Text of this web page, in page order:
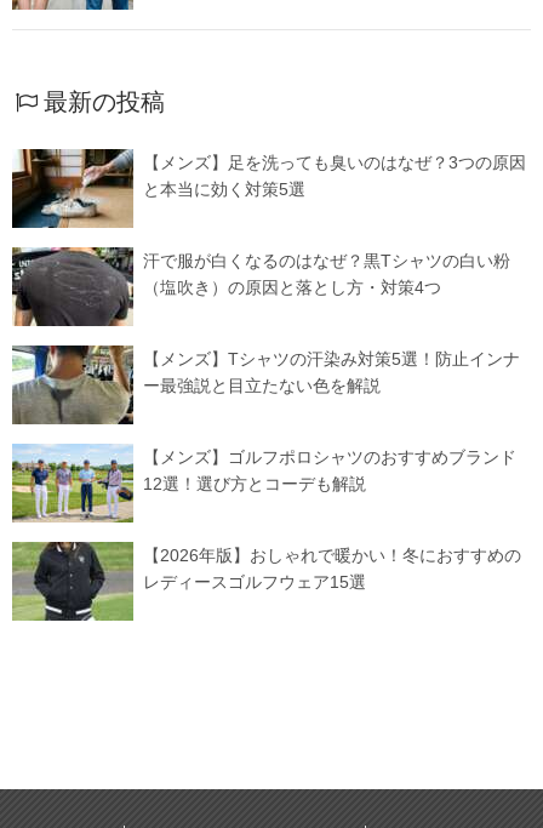
最新の投稿
【メンズ】足を洗っても臭いのはなぜ？3つの原因
と本当に効く対策5選
汗で服が白くなるのはなぜ？黒Tシャツの白い粉
（塩吹き）の原因と落とし方・対策4つ
【メンズ】Tシャツの汗染み対策5選！防止インナ
ー最強説と目立たない色を解説
【メンズ】ゴルフポロシャツのおすすめブランド
12選！選び方とコーデも解説
【2026年版】おしゃれで暖かい！冬におすすめの
レディースゴルフウェア15選